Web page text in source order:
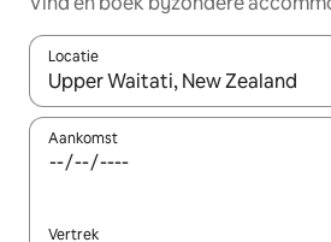
Locatie
Wanneer er suggesties
Aankomst
Vertrek